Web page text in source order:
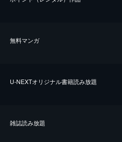
無料マンガ
U-NEXTオリジナル書籍読み放題
雑誌読み放題